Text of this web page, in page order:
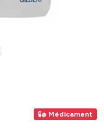
Médicament